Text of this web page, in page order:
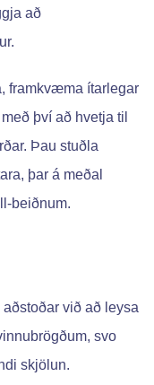
að
framkvæma ítarlegar
með því að hvetja til
Þau stuðla
þar á meðal
beiðnum.
við að leysa
svo
skjölun.